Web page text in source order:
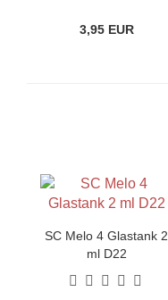
3,95 EUR
SC Melo 4 Glastank 2
ml D22